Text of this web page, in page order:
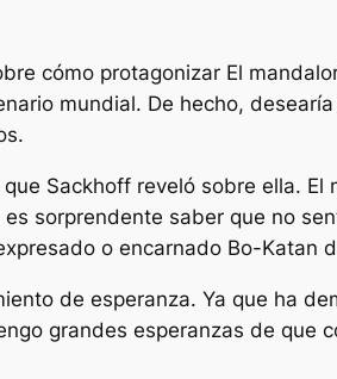
cómo protagonizar El
mundial. De hecho,
Sackhoff reveló sobre ella. El
sorprendente saber que no
o encarnado Bo-Katan
de esperanza. Ya que ha
grandes esperanzas de que